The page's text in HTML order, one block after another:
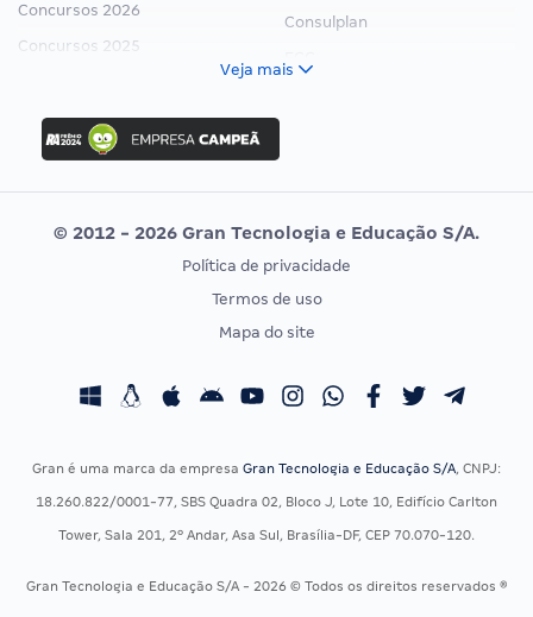
Concursos 2026
Concursos 2025
Concurso Ibama
Concurso MPU
Editais publicados
Consulplan
Vunesp
CONCURSOS POR PROFISSÃO
Concursos Fiscais
Concursos Saúde
Residência Multiprofissional
EXAME DE ORDEM
Calendário OAB
Veja mais
© 2012 - 2026 Gran Tecnologia e Educação S/A.
Política de privacidade
Termos de uso
Mapa do site
Gran é uma marca da empresa Gran Tecnologia e Educação S/A, CNPJ:
18.260.822/0001-77, SBS Quadra 02, Bloco J, Lote 10, Edifício Carlton
Tower, Sala 201, 2º Andar, Asa Sul, Brasília-DF, CEP 70.070-120.
Gran Tecnologia e Educação S/A - 2026 © Todos os direitos reservados ®